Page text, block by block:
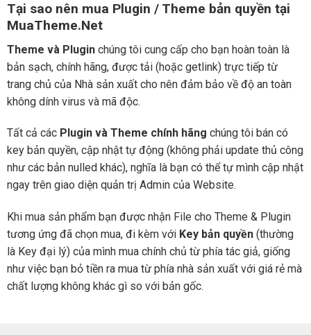
Tại sao nên mua Plugin / Theme bản quyền tại
MuaTheme.Net
Theme và Plugin chúng tôi cung cấp cho bạn hoàn toàn là
bản sạch, chính hãng, được tải (hoặc getlink) trực tiếp từ
trang chủ của Nhà sản xuất cho nên đảm bảo về độ an toàn
không dính virus và mã độc.
Tất cả các Plugin và Theme chính hãng chúng tôi bán có
key bản quyền, cập nhật tự động (không phải update thủ công
như các bản nulled khác), nghĩa là bạn có thể tự mình cập nhật
ngay trên giao diện quản trị Admin của Website.
Khi mua sản phẩm bạn được nhận File cho Theme & Plugin
tương ứng đã chọn mua, đi kèm với Key bản quyền (thường
là Key đại lý) của mình mua chính chủ từ phía tác giả, giống
như việc bạn bỏ tiền ra mua từ phía nhà sản xuất với giá rẻ mà
chất lượng không khác gì so với bản gốc.